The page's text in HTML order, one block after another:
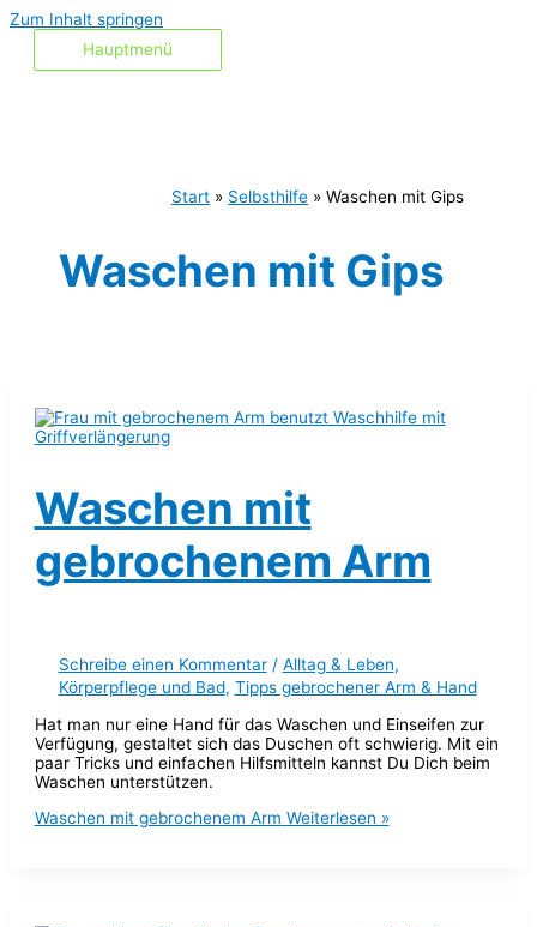
Zum Inhalt springen
Hauptmenü
Start Selbsthilfe Waschen mit Gips
Waschen mit Gips
Waschen mit
gebrochenem Arm
Schreibe einen Kommentar / Alltag & Leben,
Körperpflege und Bad, Tipps gebrochener Arm & Hand
Hat man nur eine Hand für das Waschen und Einseifen zur
Verfügung, gestaltet sich das Duschen oft schwierig. Mit ein
paar Tricks und einfachen Hilfsmitteln kannst Du Dich beim
Waschen unterstützen.
Waschen mit gebrochenem Arm Weiterlesen »